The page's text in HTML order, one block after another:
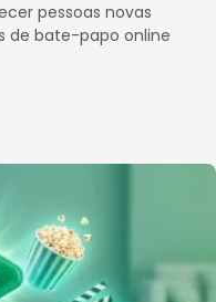
pessoas novas
de bate-papo online